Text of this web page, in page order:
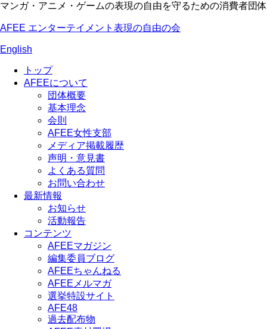
マンガ・アニメ・ゲームの表現の自由を守るための消費者団体
AFEE エンターテイメント表現の自由の会
English
トップ
AFEEについて
団体概要
基本理念
会則
AFEE女性支部
メディア掲載履歴
声明・意見書
よくある質問
お問い合わせ
最新情報
お知らせ
活動報告
コンテンツ
AFEEマガジン
編集委員ブログ
AFEEちゃんねる
AFEEメルマガ
選挙特設サイト
AFE48
過去配布物